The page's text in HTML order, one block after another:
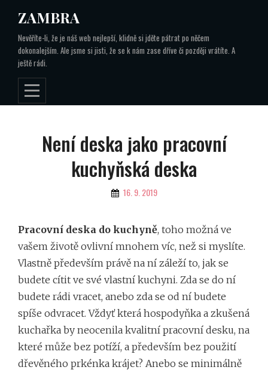
content
ZAMBRA
Nevěříte-li, že je náš web nejlepší, klidně si jděte pátrat po něčem
dokonalejším. Ale jsme si jisti, že se k nám zase dříve či později vrátíte. A
ještě rádi.
Není deska jako pracovní
kuchyňská deska
By 16. 9. 2019
Pracovní deska do kuchyně, toho možná ve
vašem životě ovlivní mnohem víc, než si myslíte.
Vlastně především právě na ní záleží to, jak se
budete cítit ve své vlastní kuchyni. Zda se do ní
budete rádi vracet, anebo zda se od ní budete
spíše odvracet. Vždyť která hospodyňka a zkušená
kuchařka by neocenila kvalitní pracovní desku, na
které může bez potíží, a především bez použití
dřevěného prkénka krájet? Anebo se minimálně
Navigace
příspěvek